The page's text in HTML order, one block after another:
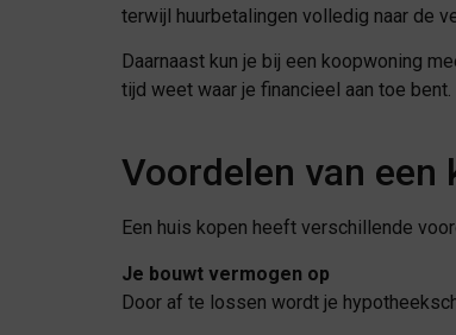
terwijl huurbetalingen volledig naar de
Daarnaast kun je bij een koopwoning
tijd weet waar je financieel aan toe
Voordelen van een
Een huis kopen heeft verschillende
Je bouwt vermogen op
Door af te lossen wordt je